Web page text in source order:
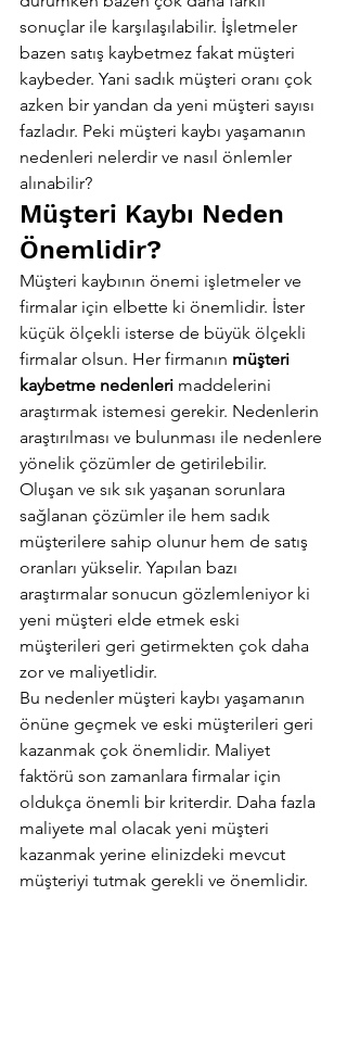
sonuçlar ile karşılaşılabilir. İşletmeler
bazen satış kaybetmez fakat müşteri
kaybeder. Yani sadık müşteri oranı çok
azken bir yandan da yeni müşteri sayısı
fazladır. Peki müşteri kaybı yaşamanın
nedenleri nelerdir ve nasıl önlemler
alınabilir?
Müşteri Kaybı Neden
Önemlidir?
Müşteri kaybının önemi işletmeler ve
firmalar için elbette ki önemlidir. İster
küçük ölçekli isterse de büyük ölçekli
firmalar olsun. Her firmanın müşteri
kaybetme nedenleri maddelerini
araştırmak istemesi gerekir. Nedenlerin
araştırılması ve bulunması ile nedenlere
yönelik çözümler de getirilebilir.
Oluşan ve sık sık yaşanan sorunlara
sağlanan çözümler ile hem sadık
müşterilere sahip olunur hem de satış
oranları yükselir. Yapılan bazı
araştırmalar sonucun gözlemleniyor ki
yeni müşteri elde etmek eski
müşterileri geri getirmekten çok daha
zor ve maliyetlidir.
Bu nedenler müşteri kaybı yaşamanın
önüne geçmek ve eski müşterileri geri
kazanmak çok önemlidir. Maliyet
faktörü son zamanlara firmalar için
oldukça önemli bir kriterdir. Daha fazla
maliyete mal olacak yeni müşteri
kazanmak yerine elinizdeki mevcut
müşteriyi tutmak gerekli ve önemlidir.